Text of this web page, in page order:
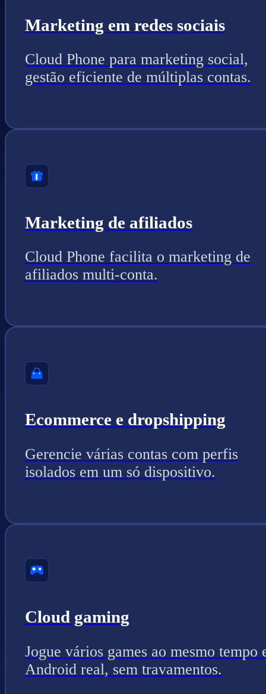
Marketing em redes sociais
Cloud Phone para marketing social,
gestão eficiente de múltiplas contas.
Marketing de afiliados
Cloud Phone facilita o marketing de
afiliados multi-conta.
Ecommerce e dropshipping
Gerencie várias contas com perfis
isolados em um só dispositivo.
Cloud gaming
Jogue vários games ao mesmo tempo
Android real, sem travamentos.